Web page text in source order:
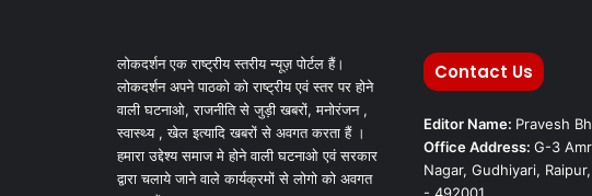
लोकदर्शन एक राष्ट्रीय स्तरीय न्यूज़ पोर्टल हैं।
लोकदर्शन अपने पाठको को राष्ट्रीय एवं स्तर पर होने
वाली घटनाओ, राजनीति से जुड़ी खबरों, मनोरंजन ,
स्वास्थ्य , खेल इत्यादि खबरों से अवगत करता हैं ।
हमारा उद्देश्य समाज मे होने वाली घटनाओ एवं सरकार
द्वारा चलाये जाने वाले कार्यक्रमों से लोगो को अवगत
Contact Us
Editor Name: Pravesh
Office Address: G-3
Nagar, Gudhiyari,